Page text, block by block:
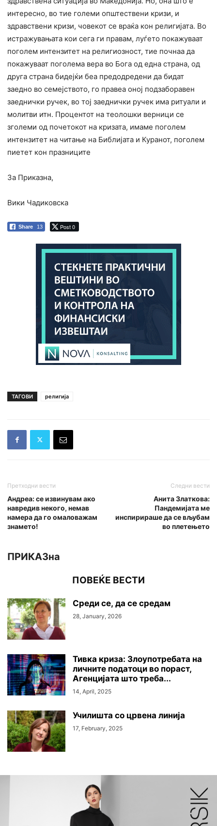
интересно, во тие големи општествени кризи, и
здравствени кризи, човекот се враќа кон религијата. Во
истражувањата кои сега ги правам, луѓето покажуваат
поголем интензитет на религиозност, тие почнаа да
покажуваат поголема вера во Бога од една страна, од
друга страна бидејќи беа предодредени да бидат
заедно во семејството, го правеа оној подзаборавен
заеднички ручек, во тој заеднички ручек има ритуали и
молитви итн. Процентот на теолошки верници се
зголеми од почетокот на кризата, имаме поголем
интензитет на читање на Библијата и Куранот, поголем
пиетет кон празниците
За Приказна,
Вики Чадиковска
Share 13 Post 0
ТАГОВИ религија
Претходни вести
Андреа: се извинувам ако
навредив некого, немав
намера да го омалoважам
знамето!
Следни вести
Анита Златкова:
Пандемијата ме
инспирираше да се вљубам
во плетењето
ПРИКАЗна
ПОВЕЌЕ ВЕСТИ
Среди се, да се средам
28, January, 2026
Тивка криза: Злоупотребата на
личните податоци во пораст,
Агенцијата што треба...
14, April, 2025
Училишта со црвена линија
17, February, 2025